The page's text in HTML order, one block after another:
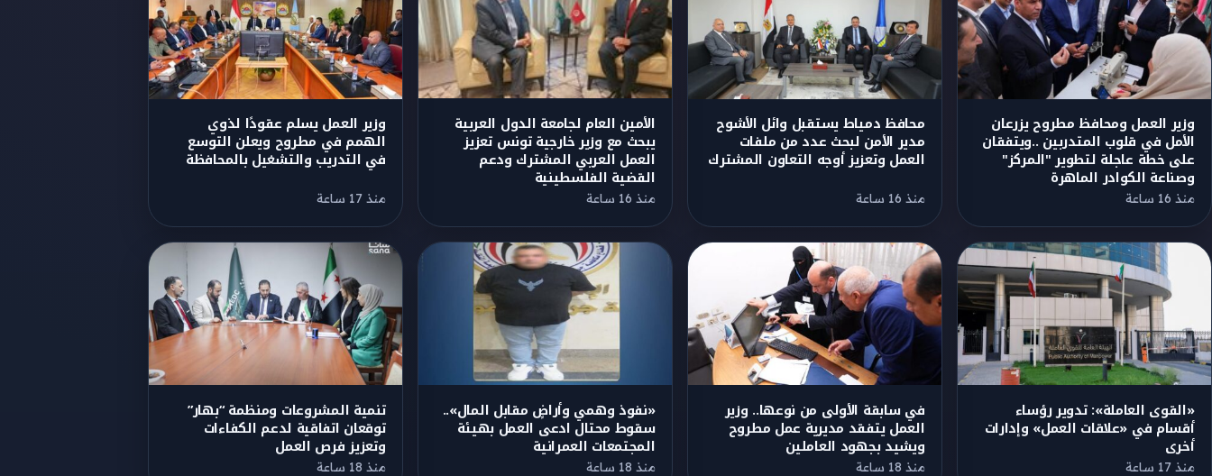
وزير العمل ومحافظ مطروح يزرعان
الأمل في قلوب المتدربين ..ويتفقان
على خطة عاجلة لتطوير "المركز"
وصناعة الكوادر الماهرة
منذ 16 ساعة
محافظ دمياط يستقبل وائل الأشوح
مدير الأمن لبحث عدد من ملفات
العمل وتعزيز أوجه التعاون المشترك
منذ 16 ساعة
الأمين العام لجامعة الدول العربية
يبحث مع وزير خارجية تونس تعزيز
العمل العربي المشترك ودعم
القضية الفلسطينية
منذ 16 ساعة
وزير العمل يسلم عقودًا لذوي
الهمم في مطروح ويعلن التوسع
في التدريب والتشغيل بالمحافظة
منذ 17 ساعة
«القوى العاملة»: تدوير رؤساء
أقسام في «علاقات العمل» وإدارات
أخرى
منذ 17 ساعة
في سابقة الأولى من نوعها.. وزير
العمل يتفقد مديرية عمل مطروح
ويشيد بجهود العاملين
منذ 18 ساعة
«نفوذ وهمي وأراضٍ مقابل المال»..
سقوط محتال ادعى العمل بهيئة
المجتمعات العمرانية
منذ 18 ساعة
تنمية المشروعات ومنظمة “بهار”
توقعان اتفاقية لدعم الكفاءات
وتعزيز فرص العمل
منذ 18 ساعة